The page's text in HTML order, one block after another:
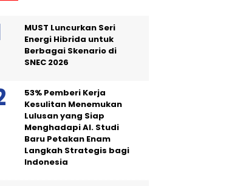
MUST Luncurkan Seri
Energi Hibrida untuk
Berbagai Skenario di
SNEC 2026
53% Pemberi Kerja
Kesulitan Menemukan
Lulusan yang Siap
Menghadapi AI. Studi
Baru Petakan Enam
Langkah Strategis bagi
Indonesia